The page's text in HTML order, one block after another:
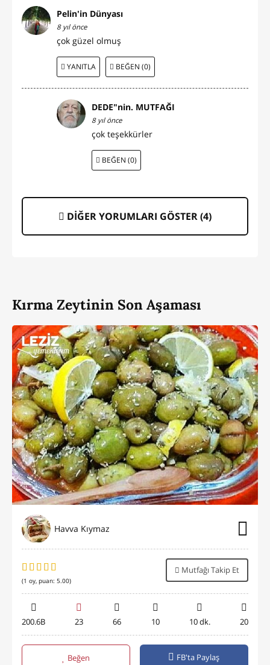
Pelin'in Dünyası
8 yıl önce
çok güzel olmuş
YANITLA BEĞEN (0)
DEDE"nin. MUTFAĞI
8 yıl önce
çok teşekkürler
BEĞEN (0)
DİĞER YORUMLARI GÖSTER (4)
Kırma Zeytinin Son Aşaması
Havva Kıymaz
(1 oy, puan: 5.00)
Mutfağı Takip Et
200.6B 23 66 10 10 dk. 20
Beğen FB'ta Paylaş